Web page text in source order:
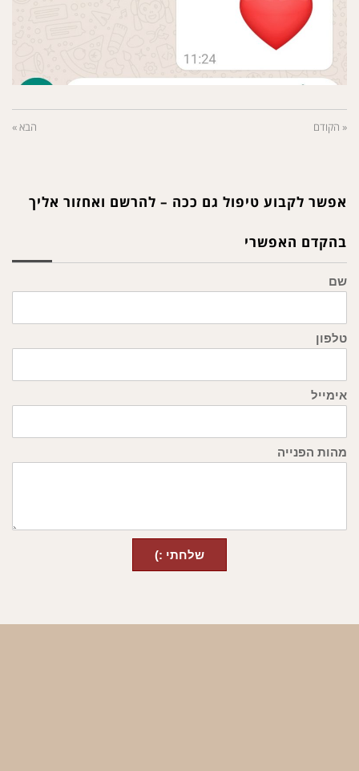
« הקודם הבא »
אפשר לקבוע טיפול גם ככה – להרשם ואחזור אליך
בהקדם האפשרי
שם
טלפון
אימייל
מהות הפנייה
שלחתי :)